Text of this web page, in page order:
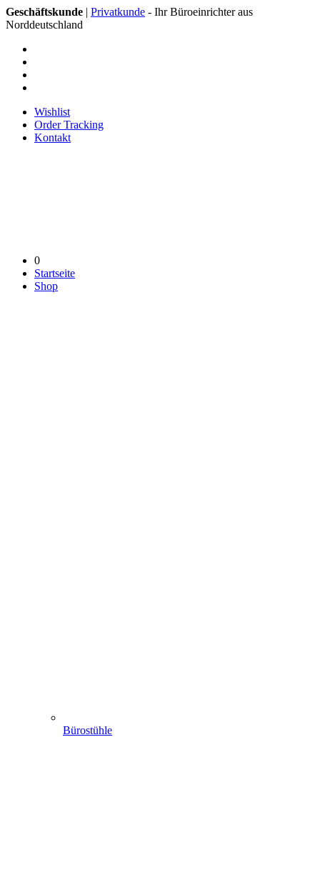
Geschäftskunde | Privatkunde - Ihr Büroeinrichter aus
Norddeutschland
Wishlist
Order Tracking
Kontakt
0
Startseite
Shop
Bürostühle